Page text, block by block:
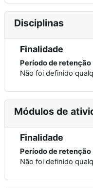
Disciplinas
Finalidade
Período de retenção
Não foi definido
Módulos de
Finalidade
Período de retenção
Não foi definido